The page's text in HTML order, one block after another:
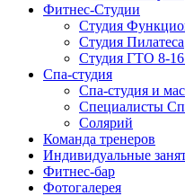
Фитнес-Студии
Студия
Студия Пилатеса
Студия ГТО 8-16
Спа-студия
Спа-студия и
Специалисты
Солярий
Команда тренеров
Индивидуальные
Фитнес-бар
Фотогалерея